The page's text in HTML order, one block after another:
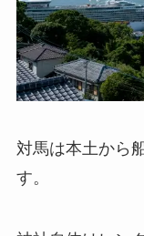
対馬は本土から
す。